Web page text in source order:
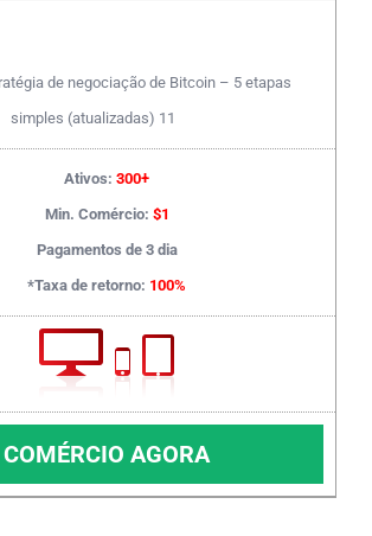
Ativos: 300+
Min. Comércio: $1
Pagamentos de 3 dia
*Taxa de retorno: 100%
COMÉRCIO AGORA